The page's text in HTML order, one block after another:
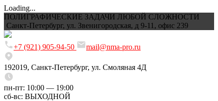
Loading...
ПОЛИГРАФИЧЕСКИЕ ЗАДАЧИ ЛЮБОЙ СЛОЖНОСТИ
Санкт-Петербург, ул. Звенигородская, д 9-11, офис 239
+7 (921) 905-94-50 mail@nma-pro.ru
192019, Санкт-Петербург, ул. Смоляная 4Д
пн-пт: 10:00 — 19:00
сб-вс: ВЫХОДНОЙ